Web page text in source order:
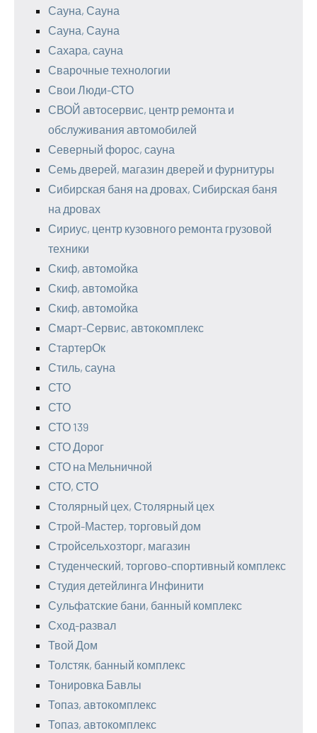
Сауна, Сауна
Сауна, Сауна
Сахара, сауна
Сварочные технологии
Свои Люди-СТО
СВОЙ автосервис, центр ремонта и
обслуживания автомобилей
Северный форос, сауна
Семь дверей, магазин дверей и фурнитуры
Сибирская баня на дровах, Сибирская баня
на дровах
Сириус, центр кузовного ремонта грузовой
техники
Скиф, автомойка
Скиф, автомойка
Скиф, автомойка
Смарт-Сервис, автокомплекс
СтартерОк
Стиль, сауна
СТО
СТО
СТО 139
СТО Дорог
СТО на Мельничной
СТО, СТО
Столярный цех, Столярный цех
Строй-Мастер, торговый дом
Стройсельхозторг, магазин
Студенческий, торгово-спортивный комплекс
Студия детейлинга Инфинити
Сульфатские бани, банный комплекс
Сход-развал
Твой Дом
Толстяк, банный комплекс
Тонировка Бавлы
Топаз, автокомплекс
Топаз, автокомплекс